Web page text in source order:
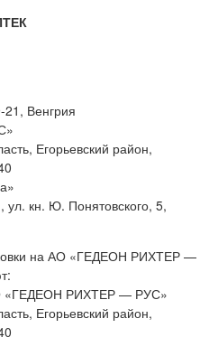
Венгрия
Егорьевский район,
ул. кн. Ю. Понятовского, 5,
на АО «ГЕДЕОН РИХТЕР —
«ГЕДЕОН РИХТЕР — РУС»
Егорьевский район,